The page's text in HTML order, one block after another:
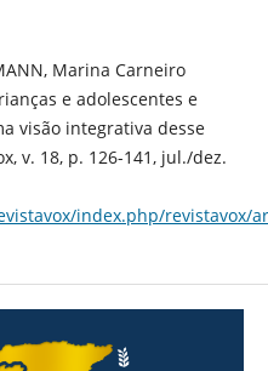
Marina Carneiro
e adolescentes e
visão integrativa desse
v. 18, p. 126-141, jul./dez.
index.php/revistavox/